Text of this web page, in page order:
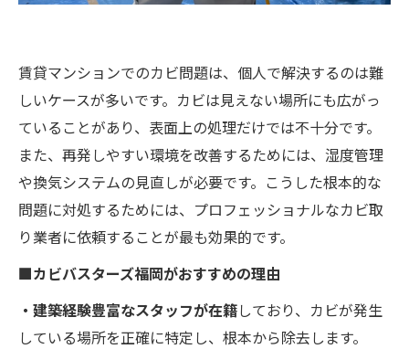
賃貸マンションでのカビ問題は、個人で解決するのは難
しいケースが多いです。カビは見えない場所にも広がっ
ていることがあり、表面上の処理だけでは不十分です。
また、再発しやすい環境を改善するためには、湿度管理
や換気システムの見直しが必要です。こうした根本的な
問題に対処するためには、プロフェッショナルなカビ取
り業者に依頼することが最も効果的です。
■カビバスターズ福岡がおすすめの理由
・建築経験豊富なスタッフが在籍しており、カビが発生
している場所を正確に特定し、根本から除去します。